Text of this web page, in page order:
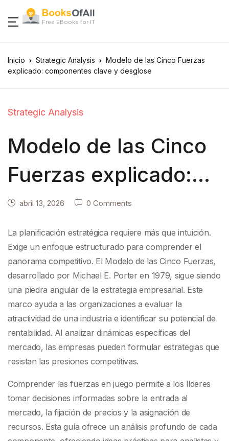
Free EBooks for IT
Inicio Strategic Analysis
Modelo de las Cinco Fuerzas
explicado: componentes clave y desglose
Strategic Analysis
Modelo de las Cinco
Fuerzas explicado:
componentes clave y
desglose
abril 13, 2026 0 Comments
La planificación estratégica requiere más que intuición.
Exige un enfoque estructurado para comprender el
panorama competitivo. El Modelo de las Cinco Fuerzas,
desarrollado por Michael E. Porter en 1979, sigue siendo
una piedra angular de la estrategia empresarial. Este
marco ayuda a las organizaciones a evaluar la
atractividad de una industria e identificar su potencial de
rentabilidad. Al analizar dinámicas específicas del
mercado, las empresas pueden formular estrategias que
resistan las presiones competitivas.
Comprender las fuerzas en juego permite a los líderes
tomar decisiones informadas sobre la entrada al
mercado, la fijación de precios y la asignación de
recursos. Esta guía ofrece un análisis profundo de cada